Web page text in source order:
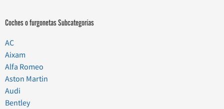
Coches o furgonetas Subcategorías
AC
Aixam
Alfa Romeo
Aston Martin
Audi
Bentley